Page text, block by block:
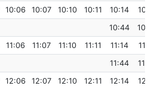
10:06 10:07 10:10 10:11 10:14
10:44
11:06 11:07 11:10 11:11 11:14
11:44
12:06 12:07 12:10 12:11 12:14